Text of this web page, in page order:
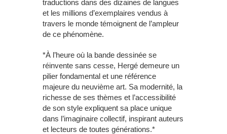
traductions dans des dizaines de langues
et les millions d’exemplaires vendus à
travers le monde témoignent de l’ampleur
de ce phénomène.
*À l’heure où la bande dessinée se
réinvente sans cesse, Hergé demeure un
pilier fondamental et une référence
majeure du neuvième art. Sa modernité, la
richesse de ses thèmes et l’accessibilité
de son style expliquent sa place unique
dans l’imaginaire collectif, inspirant auteurs
et lecteurs de toutes générations.*